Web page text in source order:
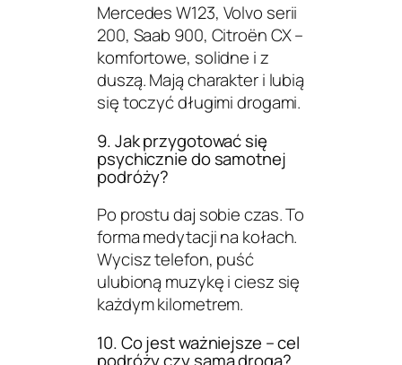
Mercedes W123, Volvo serii
200, Saab 900, Citroën CX –
komfortowe, solidne i z
duszą. Mają charakter i lubią
się toczyć długimi drogami.
9. Jak przygotować się
psychicznie do samotnej
podróży?
Po prostu daj sobie czas. To
forma medytacji na kołach.
Wycisz telefon, puść
ulubioną muzykę i ciesz się
każdym kilometrem.
10. Co jest ważniejsze – cel